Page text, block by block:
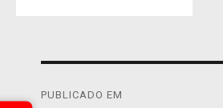
PUBLICADO EM